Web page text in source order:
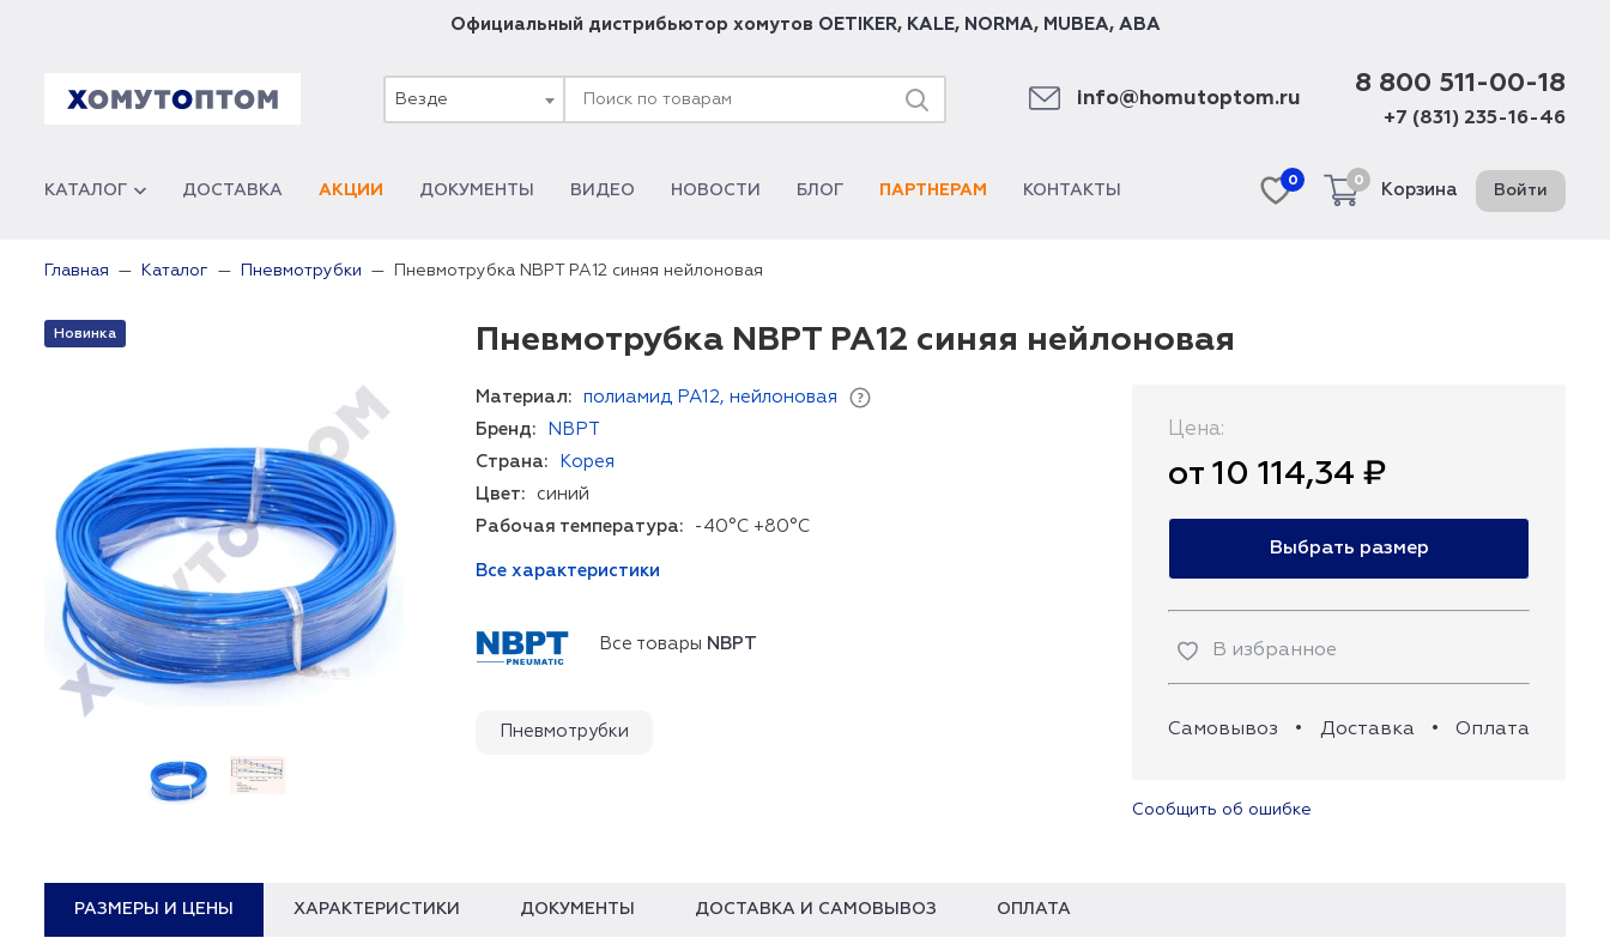
Официальный дистрибьютор хомутов OETIKER, KALE, NORMA, MUBEA, ABA
Везде info@homutoptom.ru
8 800 511-00-18
+7 (831) 235-16-46
КАТАЛОГ ДОСТАВКА АКЦИИ ДОКУМЕНТЫ ВИДЕО НОВОСТИ БЛОГ ПАРТНЕРАМ КОНТАКТЫ
0 0
Корзина Войти
Главная Каталог Пневмотрубки Пневмотрубка NBPT PA12 синяя нейлоновая
Новинка Пневмотрубка NBPT PA12 синяя нейлоновая
Материал:
полиамид PA12, нейлоновая
Бренд:
NBPT
Страна:
Корея
Цвет:
синий
Рабочая температура:
-40°C +80°C
Все характеристики
Все товары NBPT
Пневмотрубки
Цена:
от 10 114,34 ₽
Выбрать размер
В избранное
Самовывоз • Доставка • Оплата
Сообщить об ошибке
РАЗМЕРЫ И ЦЕНЫ ХАРАКТЕРИСТИКИ ДОКУМЕНТЫ ДОСТАВКА И САМОВЫВОЗ ОПЛАТА